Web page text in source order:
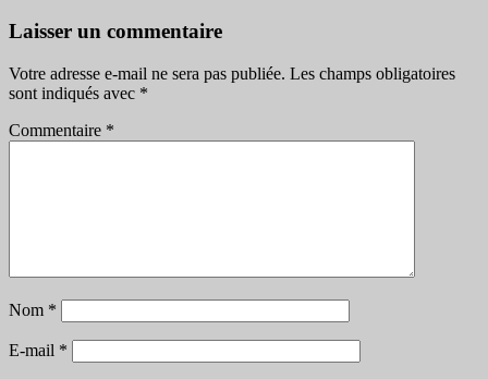
Laisser un commentaire
Votre adresse e-mail ne sera pas publiée. Les champs obligatoires
sont indiqués avec *
Commentaire *
Nom *
E-mail *